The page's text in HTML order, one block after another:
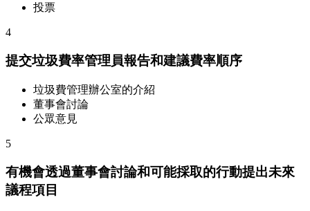
投票
4
提交垃圾費率管理員報告和建議費率順序
垃圾費管理辦公室的介紹
董事會討論
公眾意見
5
有機會透過董事會討論和可能採取的行動提出未來
議程項目